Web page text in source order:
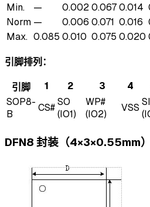
Min.
— 0.0020.0670.014
Norm — 0.006 0.071 0.016
Max. 0.085 0.010 0.075 0.020
引脚排列：
引脚 1 2 3 4
SOP8-
B
CS#SO
(IO1)
WP#
(IO2)
VSS SI
DFN8 封装（4×3×0.55mm）